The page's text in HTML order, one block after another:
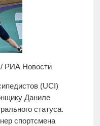
/ РИА Новости
(UCI)
Даниле
статуса.
спортсмена